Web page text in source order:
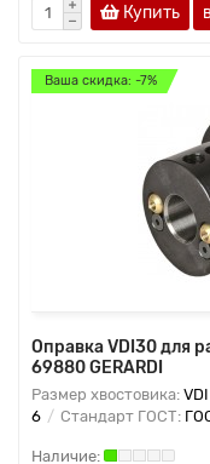
Купить
Ваша скидка: -7%
Оправка VDI30 для
69880 GERARDI
Размер хвостовика:
6
Стандарт ГОСТ: